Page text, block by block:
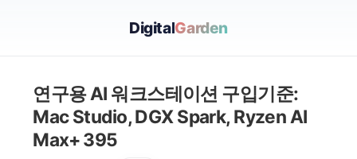
DigitalGarden
연구용 AI 워크스테이션 구입기준:
Mac Studio, DGX Spark, Ryzen AI
Max+ 395